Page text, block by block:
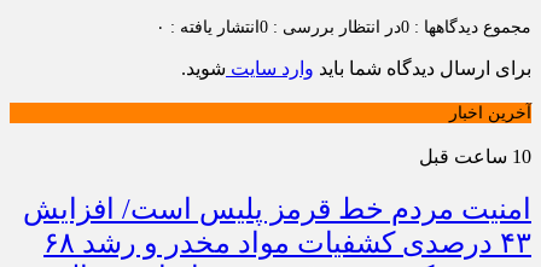
مجموع دیدگاهها : 0 در انتظار بررسی : 0 انتشار یافته : ۰
برای ارسال دیدگاه شما باید وارد سایت شوید.
آخرین اخبار
10 ساعت قبل
امنیت مردم خط قرمز پلیس است/ افزایش
۴۳ درصدی کشفیات مواد مخدر و رشد ۶۸